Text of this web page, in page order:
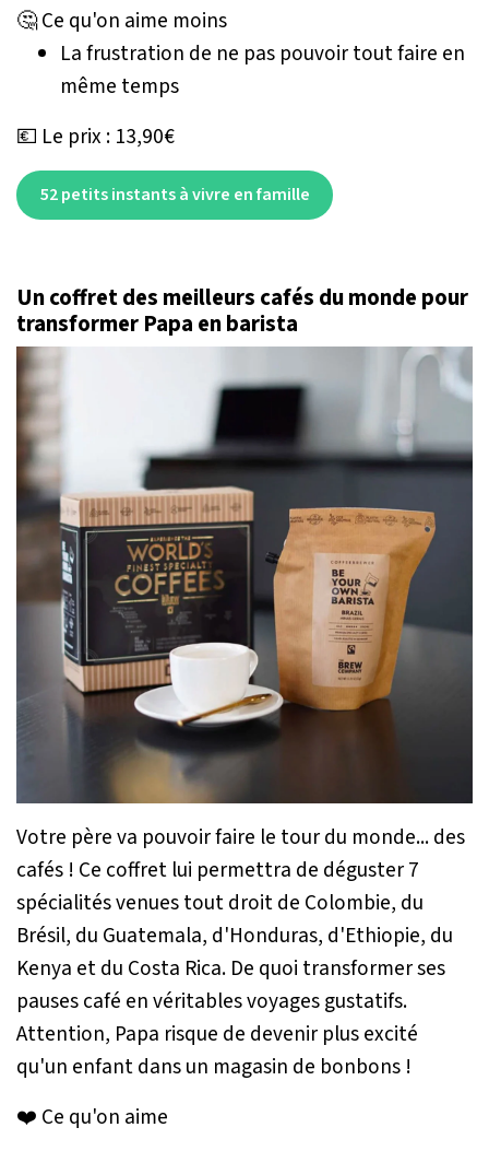
🤔 Ce qu'on aime moins
La frustration de ne pas pouvoir tout faire en
même temps
💶 Le prix : 13,90€
52 petits instants à vivre en famille
Un coffret des meilleurs cafés du monde pour
transformer Papa en barista
Votre père va pouvoir faire le tour du monde... des
cafés ! Ce coffret lui permettra de déguster 7
spécialités venues tout droit de Colombie, du
Brésil, du Guatemala, d'Honduras, d'Ethiopie, du
Kenya et du Costa Rica. De quoi transformer ses
pauses café en véritables voyages gustatifs.
Attention, Papa risque de devenir plus excité
qu'un enfant dans un magasin de bonbons !
❤️ Ce qu'on aime